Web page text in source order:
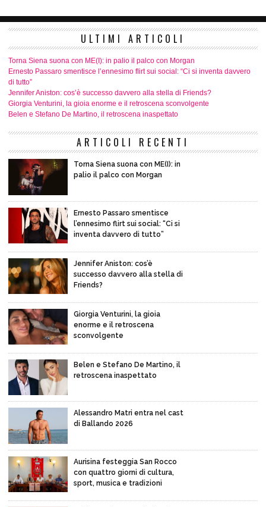
ULTIMI ARTICOLI
Torna Siena suona con ME(I): in palio il palco con Morgan
Ernesto Passaro smentisce l’ennesimo flirt sui social: “Ci si inventa davvero
di tutto”
Jennifer Aniston: cos’è successo davvero alla stella di Friends?
Giorgia Venturini, la gioia enorme e il retroscena sconvolgente
Belen e Stefano De Martino, il retroscena inaspettato
ARTICOLI RECENTI
Torna Siena suona con ME(I): in
palio il palco con Morgan
Ernesto Passaro smentisce
l’ennesimo flirt sui social: “Ci si
inventa davvero di tutto”
Jennifer Aniston: cos’è
successo davvero alla stella di
Friends?
Giorgia Venturini, la gioia
enorme e il retroscena
sconvolgente
Belen e Stefano De Martino, il
retroscena inaspettato
Alessandro Matri entra nel cast
di Ballando 2026
Aurisina festeggia San Rocco
con quattro giorni di cultura,
sport, musica e tradizioni